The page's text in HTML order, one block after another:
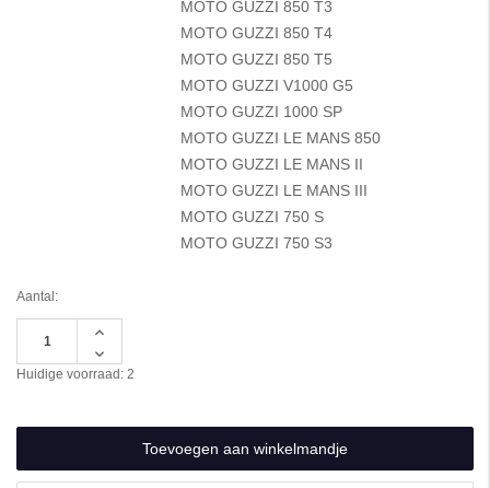
MOTO GUZZI 850 T3
MOTO GUZZI 850 T4
MOTO GUZZI 850 T5
MOTO GUZZI V1000 G5
MOTO GUZZI 1000 SP
MOTO GUZZI LE MANS 850
MOTO GUZZI LE MANS II
MOTO GUZZI LE MANS III
MOTO GUZZI 750 S
MOTO GUZZI 750 S3
Aantal:
Hoeveelheid
van
undefined
Hoeveelheid
verlagen
van
Huidige voorraad: 2